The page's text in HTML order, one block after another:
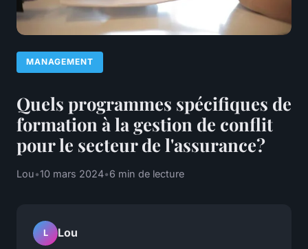
MANAGEMENT
Quels programmes spécifiques de
formation à la gestion de conflit
pour le secteur de l'assurance?
Lou•10 mars 2024•6 min de lecture
L Lou